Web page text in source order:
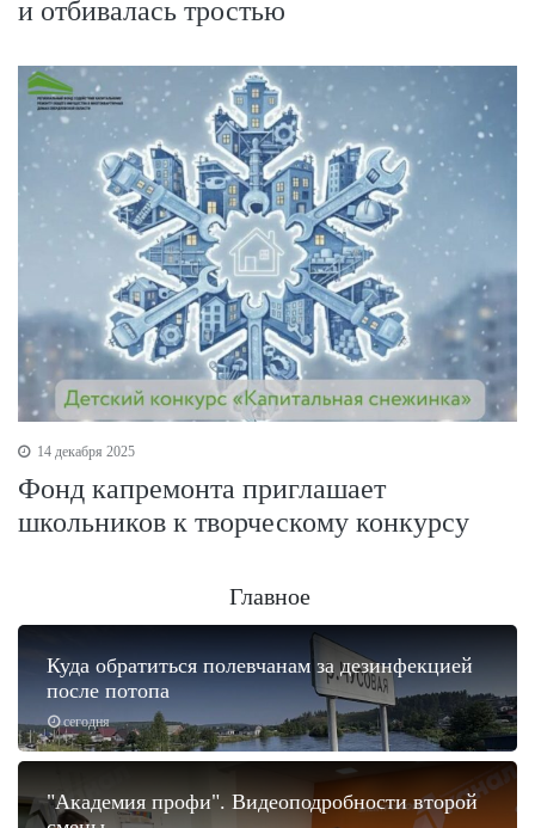
и отбивалась тростью
14 декабря 2025
Фонд капремонта приглашает
школьников к творческому конкурсу
Главное
сегодня
Куда обратиться полевчанам за дезинфекцией
после потопа
"Академия профи". Видеоподробности второй